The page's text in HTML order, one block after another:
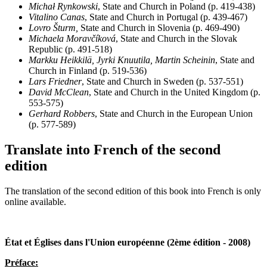
Michał Rynkowski, State and Church in Poland (p. 419-438)
Vitalino Canas, State and Church in Portugal (p. 439-467)
Lovro Šturm, State and Church in Slovenia (p. 469-490)
Michaela Moravčíková, State and Church in the Slovak
Republic (p. 491-518)
Markku Heikkilä, Jyrki Knuutila, Martin Scheinin, State and
Church in Finland (p. 519-536)
Lars Friedner, State and Church in Sweden (p. 537-551)
David McClean, State and Church in the United Kingdom (p.
553-575)
Gerhard Robbers, State and Church in the European Union
(p. 577-589)
Translate into French of the second
edition
The translation of the second edition of this book into French is only
online available.
État et Églises dans l'Union européenne (2ème édition - 2008)
Préface: